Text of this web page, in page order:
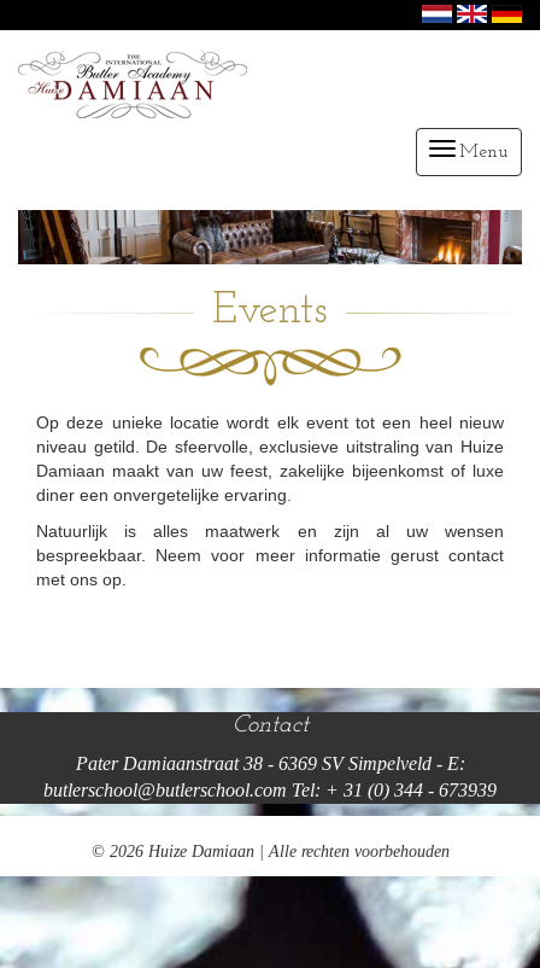
Menu
Events
Op deze unieke locatie wordt elk event tot een heel nieuw
niveau getild. De sfeervolle, exclusieve uitstraling van Huize
Damiaan maakt van uw feest, zakelijke bijeenkomst of luxe
diner een onvergetelijke ervaring.
Natuurlijk is alles maatwerk en zijn al uw wensen
bespreekbaar. Neem voor meer informatie gerust contact
met ons op.
Contact
Pater Damiaanstraat 38 - 6369 SV Simpelveld - E:
butlerschool@butlerschool.com Tel: + 31 (0) 344 - 673939
© 2026 Huize Damiaan | Alle rechten voorbehouden